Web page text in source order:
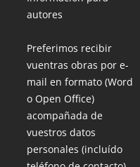
autores
Preferimos recibir
vuentras obras por e-
mail en formato (Word
o Open Office)
acompañada de
vuestros datos
personales (incluído